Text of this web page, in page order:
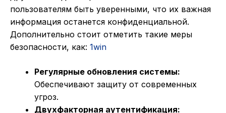
пользователям быть уверенными, что их важная
информация останется конфиденциальной.
Дополнительно стоит отметить такие меры
безопасности, как: 1win
Регулярные обновления системы:
Обеспечивают защиту от современных
угроз.
Двухфакторная аутентификация: